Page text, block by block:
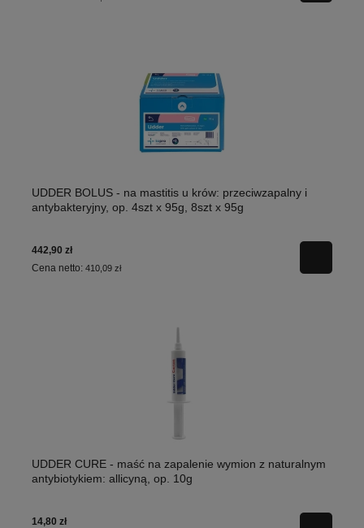
UDDER BOLUS - na mastitis u krów: przeciwzapalny i
antybakteryjny, op. 4szt x 95g, 8szt x 95g
442,90 zł
Cena netto: 410,09 zł
UDDER CURE - maść na zapalenie wymion z naturalnym
antybiotykiem: allicyną, op. 10g
14,80 zł